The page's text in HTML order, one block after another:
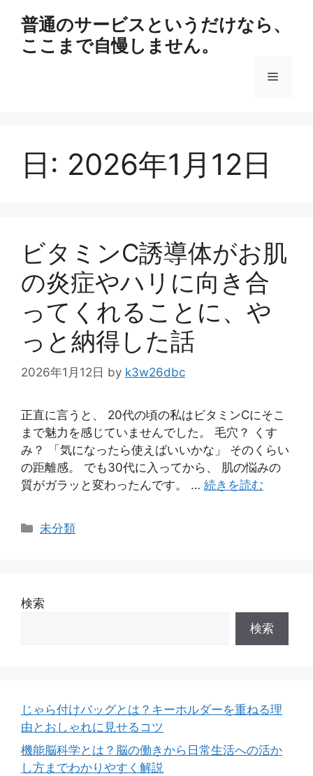
普通のサービスというだけなら、
ここまで自慢しません。
メ
日: 2026年1月12日
ビタミンC誘導体がお肌
の炎症やハリに向き合
ってくれることに、や
っと納得した話
2026年1月12日 by k3w26dbc
正直に言うと、 20代の頃の私はビタミンCにそこ
まで魅力を感じていませんでした。 毛穴？ くす
み？ 「気になったら使えばいいかな」 そのくらい
の距離感。 でも30代に入ってから、 肌の悩みの
質がガラッと変わったんです。 … 続きを読む
カ
ー
未分類
検索
検索
じゃら付けバッグとは？キーホルダーを重ねる理
由とおしゃれに見せるコツ
機能脳科学とは？脳の働きから日常生活への活か
し方までわかりやすく解説